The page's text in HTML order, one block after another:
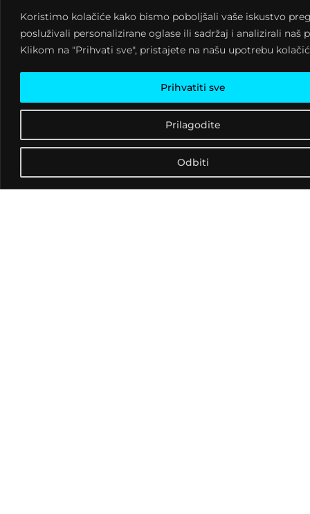
Koristimo kolačiće kako bismo poboljšali vaše iskustvo
posluživali personalizirane oglase ili sadržaj i analizirali naš
Klikom na "Prihvati sve", pristajete na našu upotrebu
Prilagodite
Odbiti
Prihvatiti sve
SELMA
DANCE